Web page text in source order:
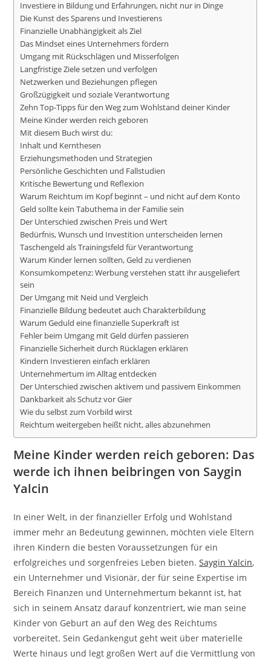
Investiere in Bildung und Erfahrungen, nicht nur in Dinge
Die Kunst des Sparens und Investierens
Finanzielle Unabhängigkeit als Ziel
Das Mindset eines Unternehmers fördern
Umgang mit Rückschlägen und Misserfolgen
Langfristige Ziele setzen und verfolgen
Netzwerken und Beziehungen pflegen
Großzügigkeit und soziale Verantwortung
Zehn Top-Tipps für den Weg zum Wohlstand deiner Kinder
Meine Kinder werden reich geboren
Mit diesem Buch wirst du:
Inhalt und Kernthesen
Erziehungsmethoden und Strategien
Persönliche Geschichten und Fallstudien
Kritische Bewertung und Reflexion
Warum Reichtum im Kopf beginnt – und nicht auf dem Konto
Geld sollte kein Tabuthema in der Familie sein
Der Unterschied zwischen Preis und Wert
Bedürfnis, Wunsch und Investition unterscheiden lernen
Taschengeld als Trainingsfeld für Verantwortung
Warum Kinder lernen sollten, Geld zu verdienen
Konsumkompetenz: Werbung verstehen statt ihr ausgeliefert
sein
Der Umgang mit Neid und Vergleich
Finanzielle Bildung bedeutet auch Charakterbildung
Warum Geduld eine finanzielle Superkraft ist
Fehler beim Umgang mit Geld dürfen passieren
Finanzielle Sicherheit durch Rücklagen erklären
Kindern Investieren einfach erklären
Unternehmertum im Alltag entdecken
Der Unterschied zwischen aktivem und passivem Einkommen
Dankbarkeit als Schutz vor Gier
Wie du selbst zum Vorbild wirst
Reichtum weitergeben heißt nicht, alles abzunehmen
Meine Kinder werden reich geboren: Das
werde ich ihnen beibringen von Saygin
Yalcin
In einer Welt, in der finanzieller Erfolg und Wohlstand
immer mehr an Bedeutung gewinnen, möchten viele Eltern
ihren Kindern die besten Voraussetzungen für ein
erfolgreiches und sorgenfreies Leben bieten.Saygin Yalcin,
ein Unternehmer und Visionär, der für seine Expertise im
Bereich Finanzen und Unternehmertum bekannt ist, hat
sich in seinem Ansatz darauf konzentriert, wie man seine
Kinder von Geburt an auf den Weg des Reichtums
vorbereitet. Sein Gedankengut geht weit über materielle
Werte hinaus und legt großen Wert auf die Vermittlung von